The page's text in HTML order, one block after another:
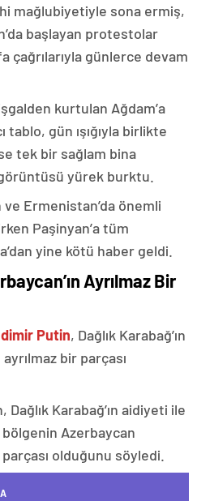
mağlubiyetiyle sona ermiş,
başlayan protestolar
çağrılarıyla günlerce devam
kurtulan Ağdam’a
gün ışığıyla birlikte
tek bir sağlam bina
yürek burktu.
Ermenistan’da önemli
Paşinyan’a tüm
yine kötü haber geldi.
Ayrılmaz Bir
Putin, Dağlık Karabağ’ın
bir parçası
Dağlık Karabağ’ın aidiyeti ile
Azerbaycan
olduğunu söyledi.